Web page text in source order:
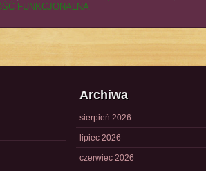
FUNKCJONALNA
Archiwa
sierpień 2026
lipiec 2026
czerwiec 2026